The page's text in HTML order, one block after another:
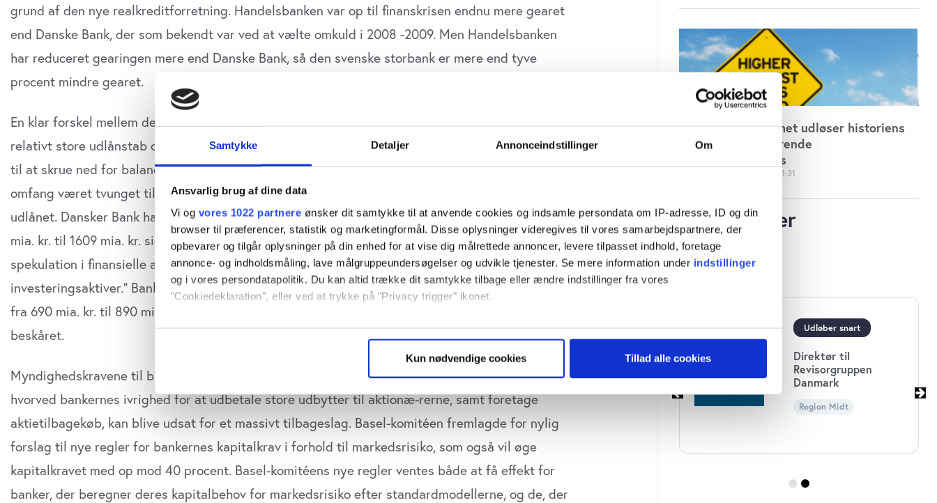
Samtykke Detaljer Annonceindstillinger Om
Ansvarlig brug af dine data
Vi og vores 1022 partnere ønsker dit samtykke til at anvende cookies og indsamle persondata om IP-adresse, ID og din
browser til præferencer, statistik og marketingformål. Disse oplysninger videregives til vores samarbejdspartnere, der
opbevarer og tilgår oplysninger på din enhed for at vise dig målrettede annoncer, levere tilpasset indhold, foretage
annonce- og indholdsmåling, lave målgruppeundersøgelser og udvikle tjenester. Se mere information under indstillinger
og i vores persondatapolitik. Du kan altid trække dit samtykke tilbage eller ændre indstillinger fra vores
"Cookiedeklaration", eller ved at trykke på "Privacy trigger" ikonet.
Hvis du tillader det, vil vi også gerne:
Identificere din enhed baseret på en scanning af dens unikke karakteristika (fingerprinting)
Vi bruger cookies til at tilpasse vores indhold og annoncer, til at vise dig funktioner til sociale medier og til at analysere
vores trafik. Vi deler også oplysninger om din brug af vores website med vores partnere inden for sociale medier,
annonceringspartnere og analysepartnere. Vores partnere kan kombinere disse data med andre oplysninger, du har givet
dem, eller som de har indsamlet fra din brug af deres tjenester. Du samtykker til vores cookies, hvis du fortsætter med at
Kun nødvendige cookies Tillad alle cookies
grund af den nye realkreditforretning. Handelsbanken var op til finanskrisen endnu mere gearet
end Danske Bank, der som bekendt var ved at vælte omkuld i 2008 -2009. Men Handelsbanken
har reduceret gearingen mere end Danske Bank, så den svenske storbank er mere end tyve
procent mindre gearet.
En klar forskel mellem de danske og øvrige nordiske banker er, at de danske banker på grund af
relativt store udlånstab og dermed svage overskud i årene efter finanskrisen, har været tvunget
til at skrue ned for balancerne, og herunder udlånene. De svenske banker har ikke i samme
omfang været tvunget til balanceslankning, og de har derfor haft råderum til at skrue op for
udlånet. Dansker Bank har siden 2008 reduceret det samlede udlån med 176 mia. kr – fra 1785
mia. kr. til 1609 mia. kr. sidste år. I samme periode har banken dog øget risikotagningen markant i
spekulation i finansielle aktiver, i regnskabet defineret som ”handelsporteføljen” og ”finansielle
investeringsaktiver.” Bankens egne finansielle investeringer er i perioden fra 2008 til 2015 øget
fra 690 mia. kr. til 890 mia. kr. Altså med 200 mia. kr. – og mere end det samlede udlån er
beskåret.
Myndighedskravene til bankernes kapital ser dog ud til at få en ekstra skrue de kommende år,
hvorved bankernes ivrighed for at udbetale store udbytter til aktionæ-rerne, samt foretage
aktietilbagekøb, kan blive udsat for et massivt tilbageslag. Basel-komitéen fremlagde for nylig
forslag til nye regler for bankernes kapitalkrav i forhold til markedsrisiko, som også vil øge
kapitalkravet med op mod 40 procent. Basel-komitéens nye regler ventes både at få effekt for
banker, der beregner deres kapitalbehov for markedsrisiko efter standardmodellerne, og de, der
Goldman: AI-boomet udløser historiens
mest kapitalhungrende
investeringscyklus
11:31
Jobannoncer
Vis alle jobs
Udløber snart
Region Midt
Økonomichef til
Ungdomsforvaltningen
i Københavns
Kommune
Region Hovedstaden
Udløber snart
Direktør til
Revisorgruppen
Danmark
Region Midt